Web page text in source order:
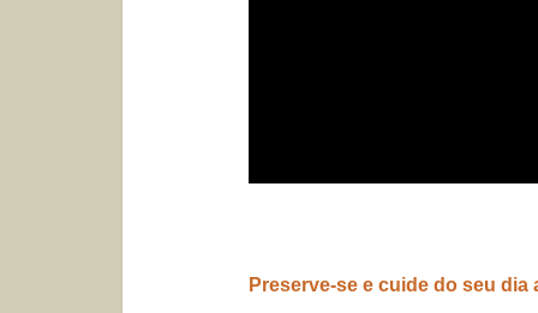
Preserve-se e cuide do seu dia